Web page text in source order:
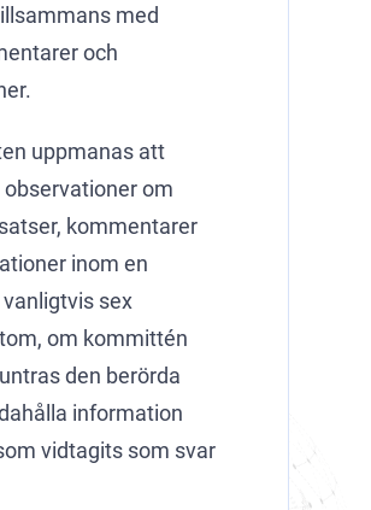
med
och
uppmanas att
om
kommentarer
inom en
sex
om kommittén
den berörda
information
vidtagits som svar